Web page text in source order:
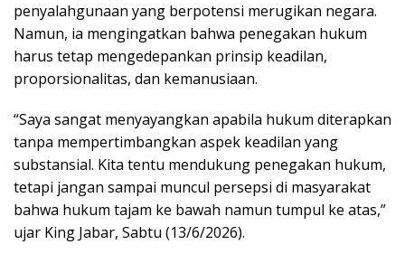
penyalahgunaan yang berpotensi merugikan negara.
Namun, ia mengingatkan bahwa penegakan hukum
harus tetap mengedepankan prinsip keadilan,
proporsionalitas, dan kemanusiaan.
“Saya sangat menyayangkan apabila hukum diterapkan
tanpa mempertimbangkan aspek keadilan yang
substansial. Kita tentu mendukung penegakan hukum,
tetapi jangan sampai muncul persepsi di masyarakat
bahwa hukum tajam ke bawah namun tumpul ke atas,”
ujar King Jabar, Sabtu (13/6/2026).